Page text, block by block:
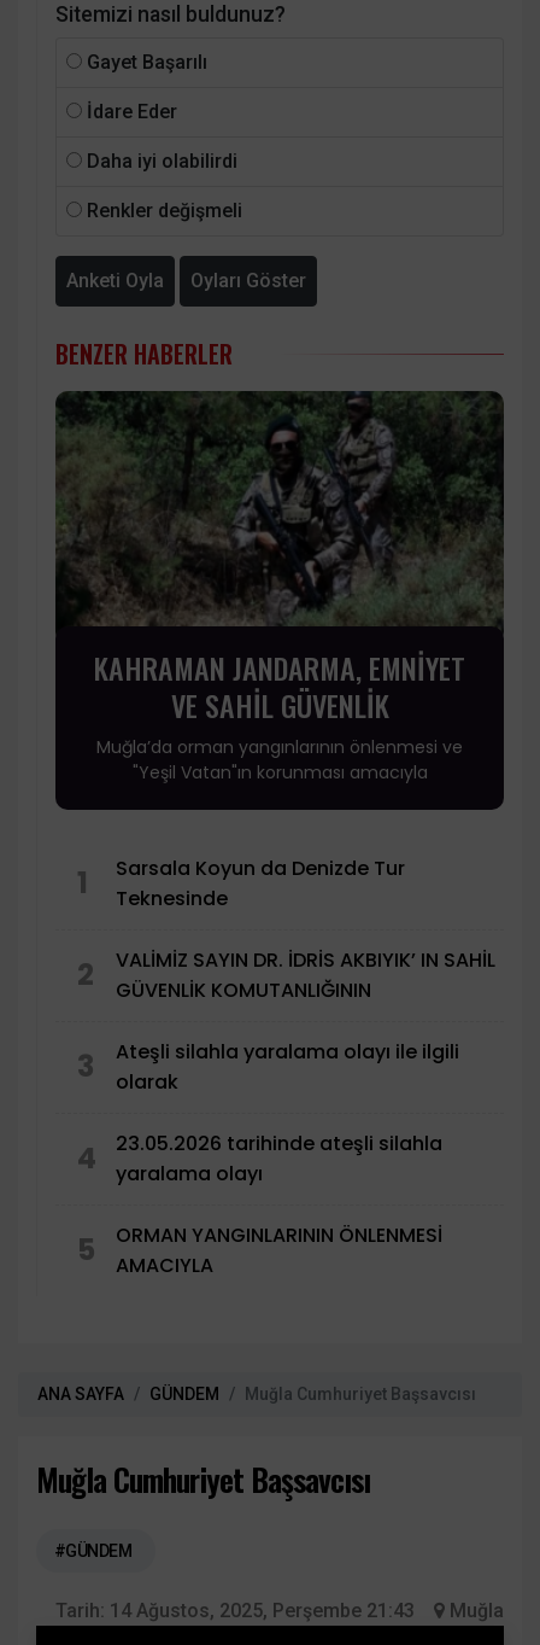
Sitemizi nasıl buldunuz?
Gayet Başarılı
İdare Eder
Daha iyi olabilirdi
Renkler değişmeli
Anketi Oyla Oyları Göster
BENZER HABERLER
KAHRAMAN JANDARMA, EMNİYET
VE SAHİL GÜVENLİK
Muğla’da orman yangınlarının önlenmesi ve
"Yeşil Vatan"ın korunması amacıyla
1
Sarsala Koyun da Denizde Tur
Teknesinde
2
VALİMİZ SAYIN DR. İDRİS AKBIYIK’ IN SAHİL
GÜVENLİK KOMUTANLIĞININ
3
Ateşli silahla yaralama olayı ile ilgili
olarak
4
23.05.2026 tarihinde ateşli silahla
yaralama olayı
5
ORMAN YANGINLARININ ÖNLENMESİ
AMACIYLA
ANA SAYFA GÜNDEM Muğla Cumhuriyet Başsavcısı
Muğla Cumhuriyet Başsavcısı
#GÜNDEM
Tarih: 14 Ağustos, 2025, Perşembe 21:43 Muğla